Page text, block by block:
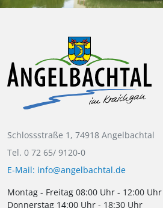
Schlossstraße 1, 74918 Angelbachtal
Tel. 0 72 65/ 9120-0
E-Mail: info@angelbachtal.de
Montag - Freitag 08:00 Uhr - 12:00 Uhr
Donnerstag 14:00 Uhr - 18:30 Uhr